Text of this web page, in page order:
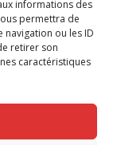
informations des
permettra de
ou les ID
retirer son
caractéristiques